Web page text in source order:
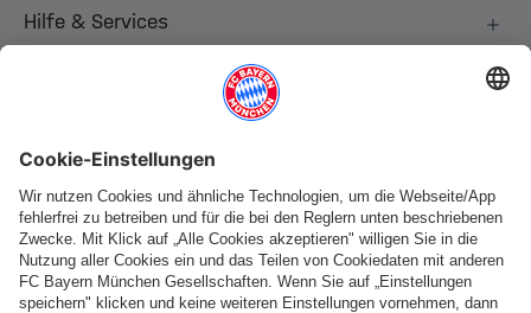
Hilfe & Services
Folge uns